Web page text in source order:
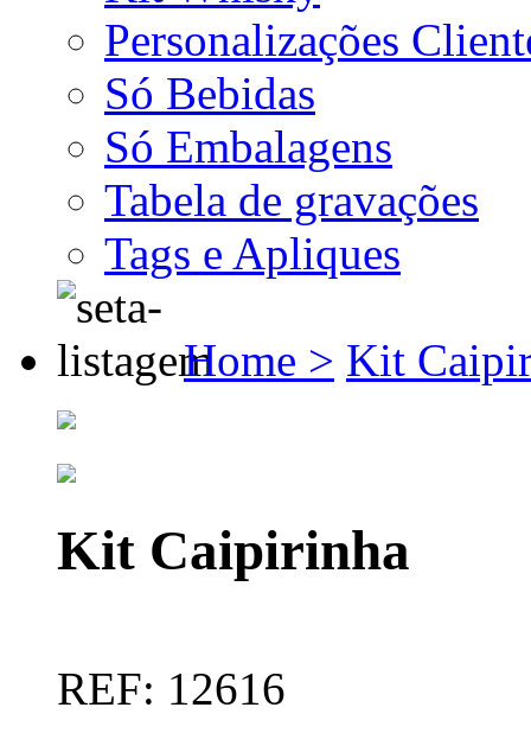
Personalizações
Só Bebidas
Só Embalagens
Tabela de gravações
Tags e Apliques
Home > Kit
Kit Caipirinha
REF: 12616